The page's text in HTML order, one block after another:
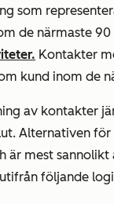
som
de närmaste
Kontakter
kund inom de
av kontakter
. Alternativen för
är mest sannolikt
följande